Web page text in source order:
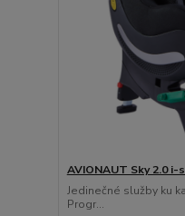
AVIONAUT Sky 2.0 i-
Jedinečné služby ku
Progr...